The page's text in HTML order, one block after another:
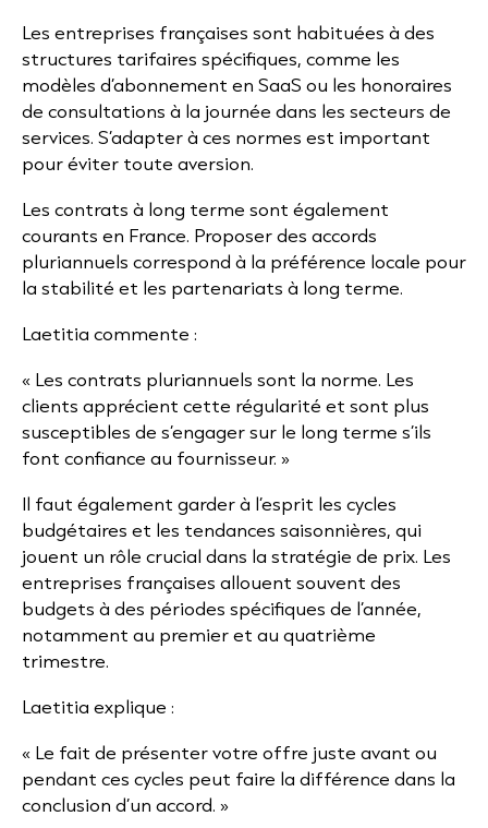
Les entreprises françaises sont habituées à des
structures tarifaires spécifiques, comme les
modèles d’abonnement en SaaS ou les honoraires
de consultations à la journée dans les secteurs de
services. S’adapter à ces normes est important
pour éviter toute aversion.
Les contrats à long terme sont également
courants en France. Proposer des accords
pluriannuels correspond à la préférence locale pour
la stabilité et les partenariats à long terme.
Laetitia commente :
« Les contrats pluriannuels sont la norme. Les
clients apprécient cette régularité et sont plus
susceptibles de s’engager sur le long terme s’ils
font confiance au fournisseur. »
Il faut également garder à l’esprit les cycles
budgétaires et les tendances saisonnières, qui
jouent un rôle crucial dans la stratégie de prix. Les
entreprises françaises allouent souvent des
budgets à des périodes spécifiques de l’année,
notamment au premier et au quatrième
trimestre.
Laetitia explique :
« Le fait de présenter votre offre juste avant ou
pendant ces cycles peut faire la différence dans la
conclusion d’un accord. »